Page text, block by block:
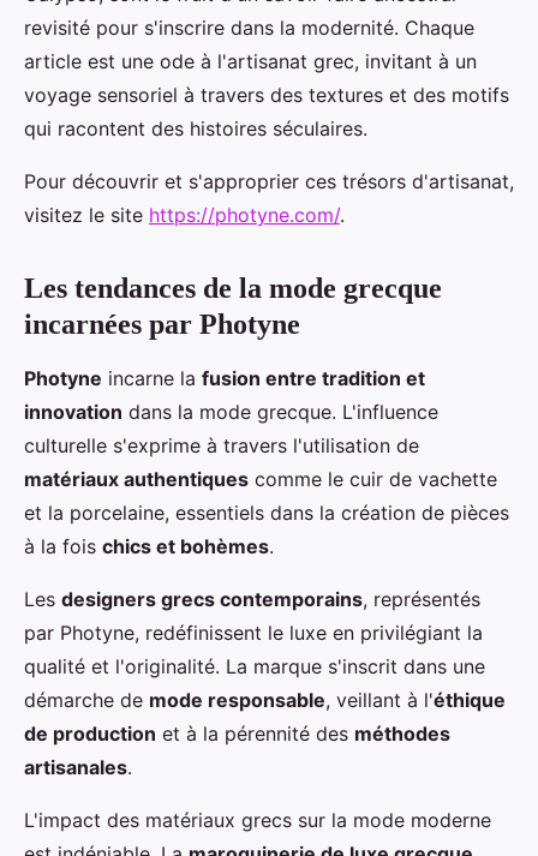
revisité pour s'inscrire dans la modernité. Chaque
article est une ode à l'artisanat grec, invitant à un
voyage sensoriel à travers des textures et des motifs
qui racontent des histoires séculaires.
Pour découvrir et s'approprier ces trésors d'artisanat,
visitez le site https://photyne.com/.
Les tendances de la mode grecque
incarnées par Photyne
Photyne incarne la fusion entre tradition et
innovation dans la mode grecque. L'influence
culturelle s'exprime à travers l'utilisation de
matériaux authentiques comme le cuir de vachette
et la porcelaine, essentiels dans la création de pièces
à la fois chics et bohèmes.
Les designers grecs contemporains, représentés
par Photyne, redéfinissent le luxe en privilégiant la
qualité et l'originalité. La marque s'inscrit dans une
démarche de mode responsable, veillant à l'éthique
de production et à la pérennité des méthodes
artisanales.
L'impact des matériaux grecs sur la mode moderne